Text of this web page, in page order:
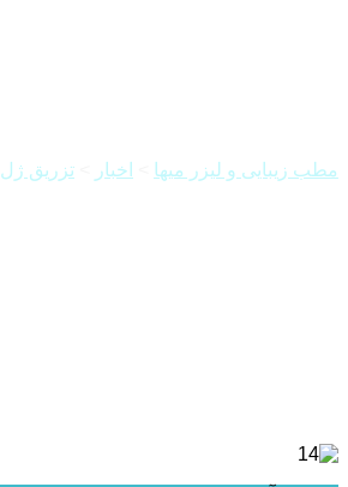
مطب زیبایی و لیزر میها اخبار تزریق ژل